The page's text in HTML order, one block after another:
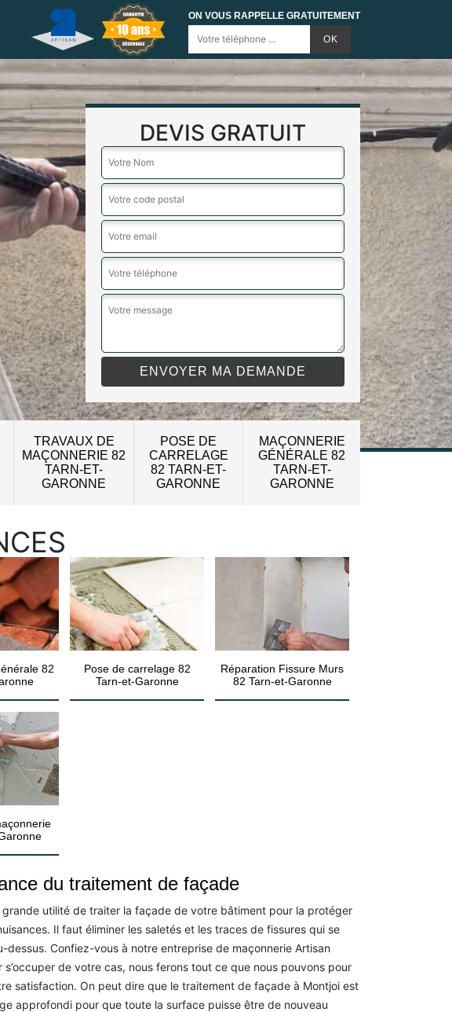
ON VOUS RAPPELLE GRATUITEMENT
DEVIS GRATUIT
TRAVAUX DE
MAÇONNERIE 82
TARN-ET-
GARONNE
POSE DE
CARRELAGE
82 TARN-ET-
GARONNE
MAÇONNERIE
GÉNÉRALE 82
TARN-ET-
GARONNE
82
Pose de carrelage 82
Tarn-et-Garonne
Réparation Fissure Murs
82 Tarn-et-Garonne
du traitement de façade
grande utilité de traiter la façade de votre bâtiment pour la protéger
Il faut éliminer les saletés et les traces de fissures qui se
dessus. Confiez-vous à notre entreprise de maçonnerie Artisan
s’occuper de votre cas, nous ferons tout ce que nous pouvons pour
satisfaction. On peut dire que le traitement de façade à Montjoi est
approfondi pour que toute la surface puisse être de nouveau